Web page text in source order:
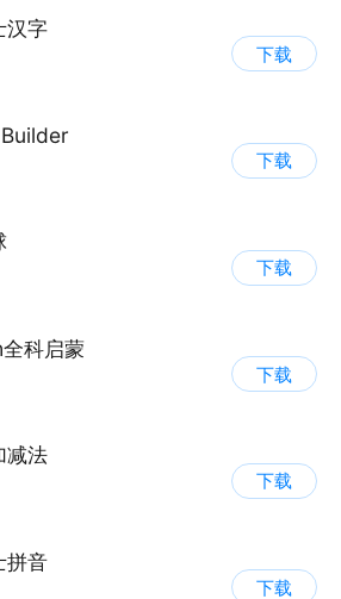
汉字
下载
下载
下载
科启蒙
下载
减法
下载
拼音
下载